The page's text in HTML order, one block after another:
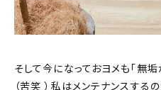
そして今になっておヨメも「無
（苦笑 ）私はメンテナンスする